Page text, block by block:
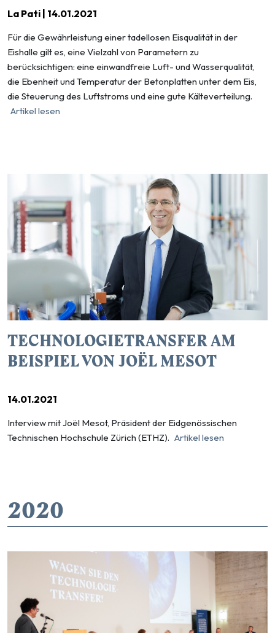
La Pati | 14.01.2021
Für die Gewährleistung einer tadellosen Eisqualität in der
Eishalle gilt es, eine Vielzahl von Parametern zu
berücksichtigen: eine einwandfreie Luft- und Wasserqualität,
die Ebenheit und Temperatur der Betonplatten unter dem Eis,
die Steuerung des Luftstroms und eine gute Kälteverteilung.
Artikel lesen
TECHNOLOGIETRANSFER AM
BEISPIEL VON JOËL MESOT
14.01.2021
Interview mit Joël Mesot, Präsident der Eidgenössischen
Technischen Hochschule Zürich (ETHZ). Artikel lesen
2020